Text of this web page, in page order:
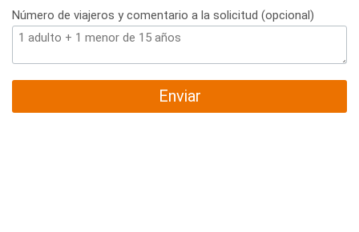
Número de viajeros y comentario a la solicitud (opcional)
Enviar